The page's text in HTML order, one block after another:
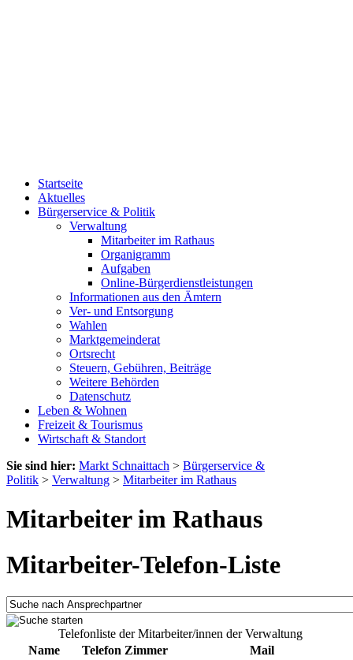
Startseite
Aktuelles
Bürgerservice & Politik
Verwaltung
Mitarbeiter im Rathaus
Organigramm
Aufgaben
Online-Bürgerdienstleistungen
Informationen aus den Ämtern
Ver- und Entsorgung
Wahlen
Marktgemeinderat
Ortsrecht
Steuern, Gebühren, Beiträge
Weitere Behörden
Datenschutz
Leben & Wohnen
Freizeit & Tourismus
Wirtschaft & Standort
Sie sind hier: Markt Schnaittach > Bürgerservice &
Politik > Verwaltung > Mitarbeiter im Rathaus
Mitarbeiter im Rathaus
Mitarbeiter-Telefon-Liste
Telefonliste der Mitarbeiter/innen der Verwaltung
Name
Telefon Zimmer
Mail